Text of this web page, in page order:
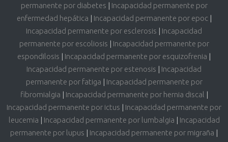
permanente por diabetes | Incapacidad permanente por
enfermedad hepática | Incapacidad permanente por epoc|
Incapacidad permanente por esclerosis | Incapacidad
permanente por escoliosis | Incapacidad permanente por
espondilosis | Incapacidad permanente por esquizofrenia |
Incapacidad permanente por estenosis | Incapacidad
permanente por fatiga | Incapacidad permanente por
fibromialgia | Incapacidad permanente por hernia discal |
Incapacidad permanente por ictus | Incapacidad permanente por
leucemia | Incapacidad permanente por lumbalgia | Incapacidad
permanente por lupus | Incapacidad permanente por migraña |